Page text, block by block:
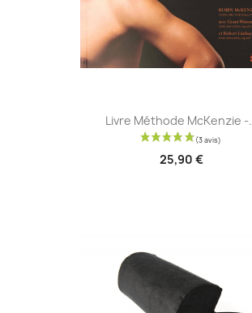
Livre Méthode McKenzie -
25,90 €